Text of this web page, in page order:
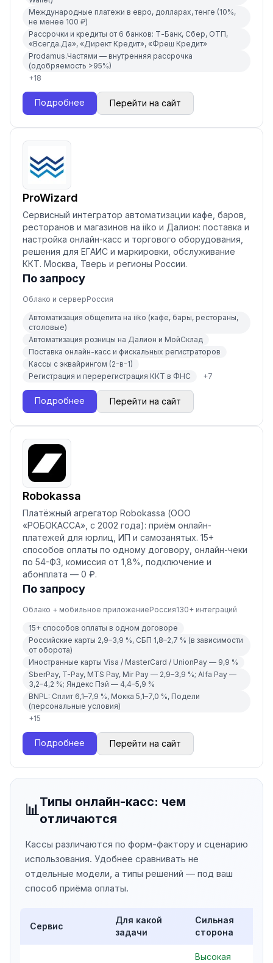
Международные платежи в евро, долларах, тенге (10%,
не менее 100 ₽)
Рассрочки и кредиты от 6 банков: Т-Банк, Сбер, ОТП,
«Всегда.Да», «Директ Кредит», «Фреш Кредит»
Prodamus.Частями — внутренняя рассрочка
(одобряемость >95%)
+18
Подробнее Перейти на сайт
ProWizard
Сервисный интегратор автоматизации кафе, баров,
ресторанов и магазинов на iiko и Далион: поставка и
настройка онлайн-касс и торгового оборудования,
решения для ЕГАИС и маркировки, обслуживание
ККТ. Москва, Тверь и регионы России.
По запросу
Облако и серверРоссия
Автоматизация общепита на iiko (кафе, бары, рестораны,
столовые)
Автоматизация розницы на Далион и МойСклад
Поставка онлайн-касс и фискальных регистраторов
Кассы с эквайрингом (2-в-1)
Регистрация и перерегистрация ККТ в ФНС
+7
Подробнее Перейти на сайт
Robokassa
Платёжный агрегатор Robokassa (ООО
«РОБОКАССА», с 2002 года): приём онлайн-
платежей для юрлиц, ИП и самозанятых. 15+
способов оплаты по одному договору, онлайн-чеки
по 54-ФЗ, комиссия от 1,8%, подключение и
абонплата — 0 ₽.
По запросу
Облако + мобильное приложениеРоссия130+ интеграций
15+ способов оплаты в одном договоре
Российские карты 2,9–3,9 %, СБП 1,8–2,7 % (в зависимости
от оборота)
Иностранные карты Visa / MasterCard / UnionPay — 9,9 %
SberPay, T-Pay, MTS Pay, Mir Pay — 2,9–3,9 %; Alfa Pay —
3,2–4,2 %; Яндекс Пэй — 4,4–5,9 %
BNPL: Сплит 6,1–7,9 %, Мокка 5,1–7,0 %, Подели
(персональные условия)
+15
Подробнее Перейти на сайт
📊Типы онлайн-касс: чем
отличаются
Кассы различаются по форм-фактору и сценарию
использования. Удобнее сравнивать не
отдельные модели, а типы решений — под ваш
способ приёма оплаты.
Сервис
Для какой
задачи
Сильная
сторона
Высокая